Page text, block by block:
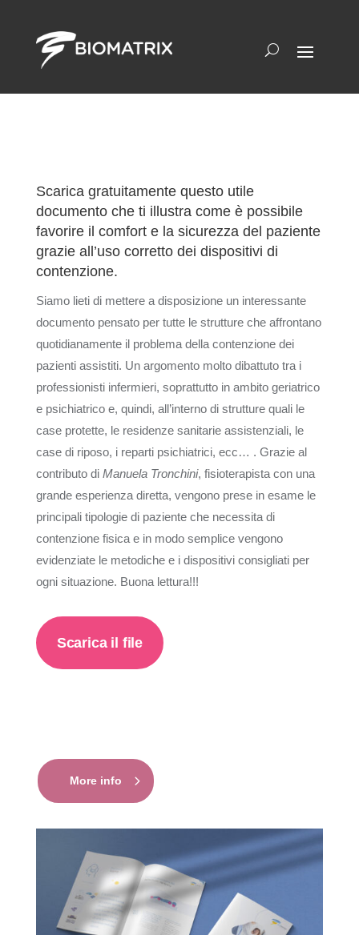
Scarica gratuitamente questo utile
documento che ti illustra come è possibile
favorire il comfort e la sicurezza del paziente
grazie all’uso corretto dei dispositivi di
contenzione.
Siamo lieti di mettere a disposizione un interessante
documento pensato per tutte le strutture che affrontano
quotidianamente il problema della contenzione dei
pazienti assistiti. Un argomento molto dibattuto tra i
professionisti infermieri, soprattutto in ambito geriatrico
e psichiatrico e, quindi, all’interno di strutture quali le
case protette, le residenze sanitarie assistenziali, le
case di riposo, i reparti psichiatrici, ecc… . Grazie al
contributo di Manuela Tronchini, fisioterapista con una
grande esperienza diretta, vengono prese in esame le
principali tipologie di paziente che necessita di
contenzione fisica e in modo semplice vengono
evidenziate le metodiche e i dispositivi consigliati per
ogni situazione. Buona lettura!!!
Scarica il file
More info